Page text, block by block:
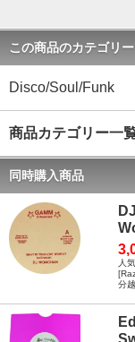
この商品のカテゴリー
Disco/Soul/Funk
商品カテゴリー一
同時購入商品
人
分